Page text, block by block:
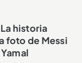
historia
foto de Messi